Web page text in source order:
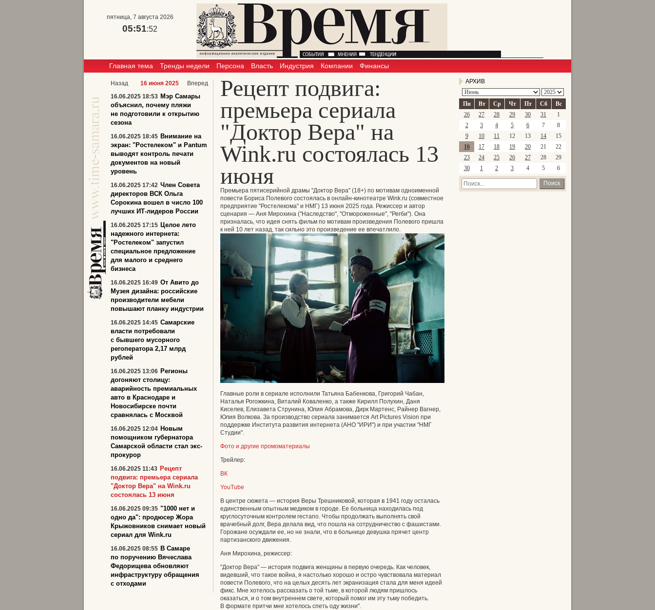
пятница, 7 августа 2026
05:51:53
Главная тема Тренды недели Персона Власть Индустрия Компании Финансы
Рецепт подвига:
премьера сериала
"Доктор Вера" на
Wink.ru состоялась 13
июня
Премьера пятисерийной драмы "Доктор Вера" (18+) по мотивам одноименной
повести Бориса Полевого состоялась в онлайн-кинотеатре Wink.ru (совместное
предприятие "Ростелекома" и НМГ) 13 июня 2025 года. Режиссер и автор
сценария — Аня Мирохина ("Наследство", "Отмороженные", "Регби"). Она
призналась, что идея снять фильм по мотивам произведения Полевого пришла
к ней 10 лет назад, так сильно это произведение ее впечатлило.
Главные роли в сериале исполнили Татьяна Бабенкова, Григорий Чабан,
Наталья Рогожкина, Виталий Коваленко, а также Кирилл Полухин, Даня
Киселев, Елизавета Струнина, Юлия Абрамова, Дирк Мартенс, Райнер Вагнер,
Юлия Волкова. За производство сериала занимается Art Pictures Vision при
поддержке Института развития интернета (АНО "ИРИ") и при участии "НМГ
Студии".
Фото и другие промоматериалы
Трейлер:
ВК
YouTube
В центре сюжета — история Веры Трешниковой, которая в 1941 году осталась
единственным опытным медиком в городе. Ее больница находилась под
круглосуточным контролем гестапо. Чтобы продолжать выполнять свой
врачебный долг, Вера делала вид, что пошла на сотрудничество с фашистами.
Горожане осуждали ее, но не знали, что в больнице девушка прячет центр
партизанского движения.
Аня Мирохина, режиссер:
"Доктор Вера" — история подвига женщины в первую очередь. Как человек,
видевший, что такое война, я настолько хорошо и остро чувствовала материал
повести Полевого, что на целых десять лет экранизация стала для меня идеей
фикс. Мне хотелось рассказать о той тьме, в которой людям пришлось
оказаться, и о том внутреннем свете, который помог им эту тьму победить.
В формате притчи мне хотелось спеть оду жизни".
Назад 16 июня 2025
Вперед
16.06.2025 18:53 Мэр Самары
объяснил, почему пляжи
не подготовили к открытию
сезона
16.06.2025 18:45 Внимание на
экран: "Ростелеком" и Pantum
выводят контроль печати
документов на новый
уровень
16.06.2025 17:42 Член Совета
директоров ВСК Ольга
Сорокина вошел в число 100
лучших ИТ-лидеров России
16.06.2025 17:15 Целое лето
надежного интернета:
"Ростелеком" запустил
специальное предложение
для малого и среднего
бизнеса
16.06.2025 16:49 От Авито до
Музея дизайна: российские
производители мебели
повышают планку индустрии
16.06.2025 14:45 Самарские
власти потребовали
с бывшего мусорного
регоператора 2,17 млрд
рублей
16.06.2025 13:06 Регионы
догоняют столицу:
аварийность премиальных
авто в Краснодаре и
Новосибирске почти
сравнялась с Москвой
16.06.2025 12:04 Новым
помощником губернатора
Самарской области стал экс-
прокурор
16.06.2025 11:43 Рецепт
подвига: премьера сериала
"Доктор Вера" на Wink.ru
состоялась 13 июня
16.06.2025 09:35 "1000 нет и
одно да": продюсер Жора
Крыжовников снимает новый
сериал для Wink.ru
16.06.2025 08:55 В Самаре
по поручению Вячеслава
Федорищева обновляют
инфраструктуру обращения
с отходами
АРХИВ
Пн Вт Ср Чт Пт Сб
Вс
26
27 28 29 30 31
1
2
3 4 5 6 7
8
9
10 11 12 13 14
15
16
17 18 19 20 21
22
23
24 25 26 27 28
29
30
1 2 3 4 5 6
Поиск